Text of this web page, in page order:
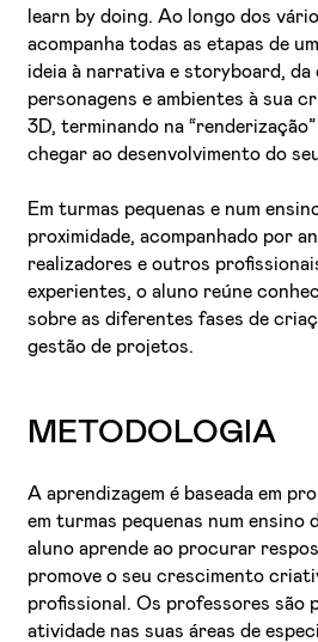
learn by doing. Ao longo dos
acompanha todas as etapas de
ideia à narrativa e storyboard, da
personagens e ambientes à sua
3D, terminando na
chegar ao desenvolvimento do
Em turmas pequenas e num
proximidade, acompanhado por
realizadores e outros
experientes, o aluno reúne
sobre as diferentes fases de
gestão de projetos.
METODOLOGIA
A aprendizagem é baseada em
em turmas pequenas num ensino
aluno aprende ao procurar
promove o seu crescimento
profissional. Os professores são
atividade nas suas áreas de